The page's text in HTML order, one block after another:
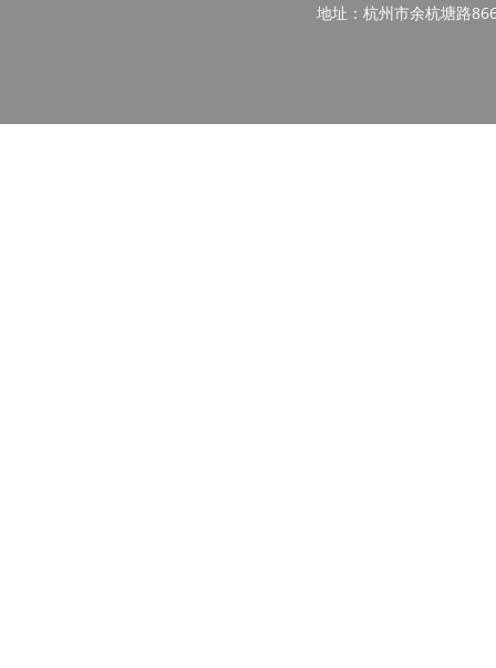
地址：杭州市余杭塘路